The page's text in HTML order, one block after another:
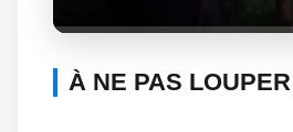
À NE PAS